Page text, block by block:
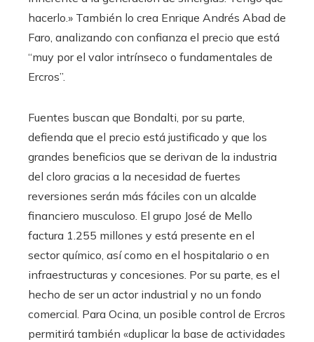
hacerlo.» También lo crea Enrique Andrés Abad de
Faro, analizando con confianza el precio que está
“muy por el valor intrínseco o fundamentales de
Ercros”.
Fuentes buscan que Bondalti, por su parte,
defienda que el precio está justificado y que los
grandes beneficios que se derivan de la industria
del cloro gracias a la necesidad de fuertes
reversiones serán más fáciles con un alcalde
financiero musculoso. El grupo José de Mello
factura 1.255 millones y está presente en el
sector químico, así como en el hospitalario o en
infraestructuras y concesiones. Por su parte, es el
hecho de ser un actor industrial y no un fondo
comercial. Para Ocina, un posible control de Ercros
permitirá también «duplicar la base de actividades